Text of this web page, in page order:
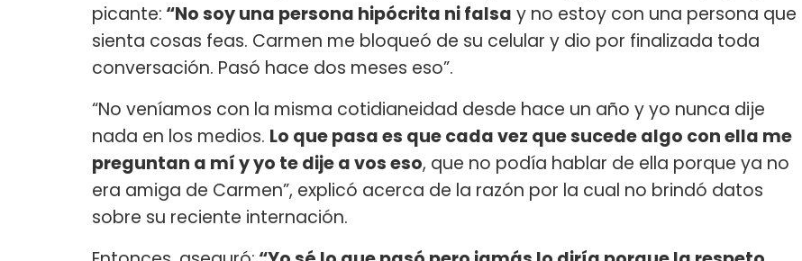
picante: “No soy una persona hipócrita ni falsa y no estoy con una persona que
sienta cosas feas. Carmen me bloqueó de su celular y dio por finalizada toda
conversación. Pasó hace dos meses eso”.
“No veníamos con la misma cotidianeidad desde hace un año y yo nunca dije
nada en los medios. Lo que pasa es que cada vez que sucede algo con ella me
preguntan a mí y yo te dije a vos eso, que no podía hablar de ella porque ya no
era amiga de Carmen”, explicó acerca de la razón por la cual no brindó datos
sobre su reciente internación.